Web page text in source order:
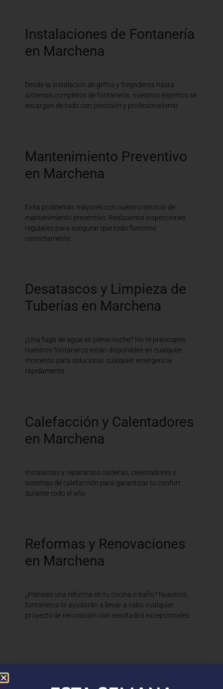
Instalaciones de Fontanería
en Marchena
Desde la instalación de grifos y fregaderos hasta
sistemas completos de fontanería, nuestros expertos se
encargan de todo con precisión y profesionalismo.
Mantenimiento Preventivo
en Marchena
Evita problemas mayores con nuestro servicio de
mantenimiento preventivo. Realizamos inspecciones
regulares para asegurar que todo funcione
correctamente.
Desatascos y Limpieza de
Tuberías en Marchena
¿Una fuga de agua en plena noche? No te preocupes,
nuestros fontaneros están disponibles en cualquier
momento para solucionar cualquier emergencia
rápidamente.
Calefacción y Calentadores
en Marchena
Instalamos y reparamos calderas, calentadores y
sistemas de calefacción para garantizar tu confort
durante todo el año.
Reformas y Renovaciones
en Marchena
¿Planeas una reforma en tu cocina o baño? Nuestros
fontaneros te ayudarán a llevar a cabo cualquier
proyecto de renovación con resultados excepcionales.